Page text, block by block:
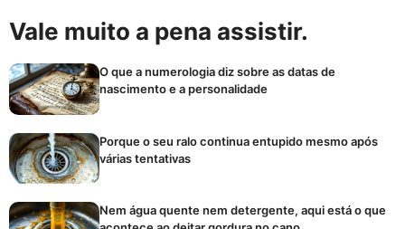
Vale muito a pena assistir.
O que a numerologia diz sobre as datas de
nascimento e a personalidade
Porque o seu ralo continua entupido mesmo após
várias tentativas
Nem água quente nem detergente, aqui está o que